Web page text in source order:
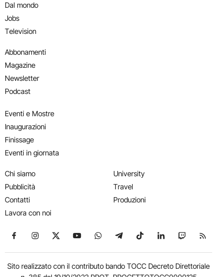
Dal mondo
Jobs
Television
Abbonamenti
Magazine
Newsletter
Podcast
Eventi e Mostre
Inaugurazioni
Finissage
Eventi in giornata
Chi siamo
Pubblicità
Contatti
Lavora con noi
University
Travel
Produzioni
Seguici su Facebook
Seguici su Instagram
Seguici su X
Seguici su YouTube
Seguici su WhatsApp
Seguici su Telegram
Seguici su TikTok
Seguici su
Seguici
Sito realizzato con il contributo bando TOCC Decreto Direttoriale